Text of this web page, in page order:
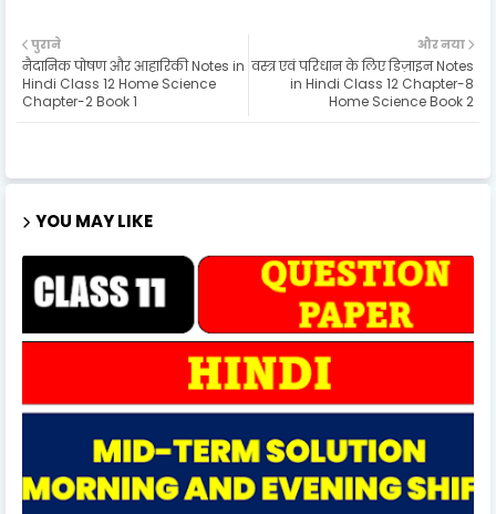
और नया
वस्त्र एवं परिधान के लिए डिज़ाइन Notes
in Hindi Class 12 Chapter-8
Home Science Book 2
पुराने
नैदानिक पोषण और आहारिकी Notes in
Hindi Class 12 Home Science
Chapter-2 Book 1
YOU MAY LIKE